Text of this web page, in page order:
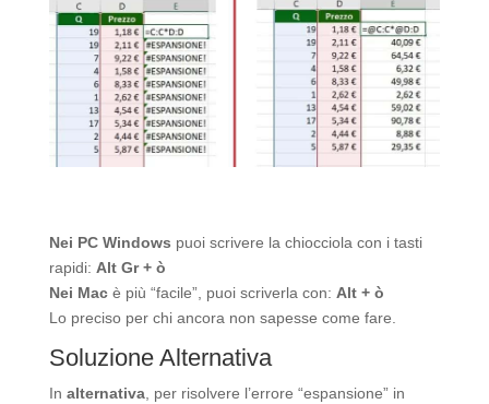
Nei PC Windows puoi scrivere la chiocciola con i tasti
rapidi: Alt Gr + ò
Nei Macè più “facile”, puoi scriverla con: Alt + ò
Lo preciso per chi ancora non sapesse come fare.
Soluzione Alternativa
In alternativa, per risolvere l’errore “espansione” in